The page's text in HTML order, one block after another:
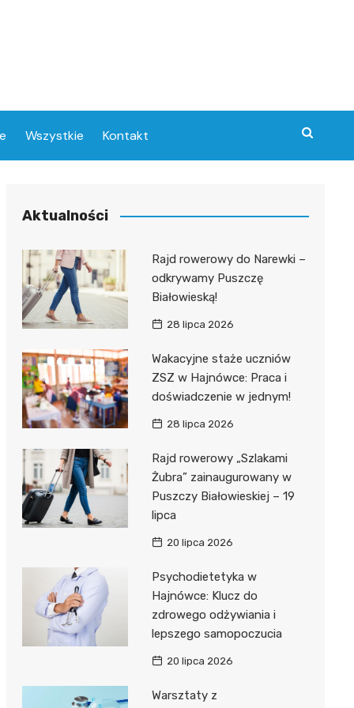
Wszystkie Kontakt
Aktualności
Rajd rowerowy do Narewki –
odkrywamy Puszczę
Białowieską!
28 lipca 2026
Wakacyjne staże uczniów
ZSZ w Hajnówce: Praca i
doświadczenie w jednym!
28 lipca 2026
Rajd rowerowy „Szlakami
Żubra” zainaugurowany w
Puszczy Białowieskiej – 19
lipca
20 lipca 2026
Psychodietetyka w
Hajnówce: Klucz do
zdrowego odżywiania i
lepszego samopoczucia
20 lipca 2026
Warsztaty z